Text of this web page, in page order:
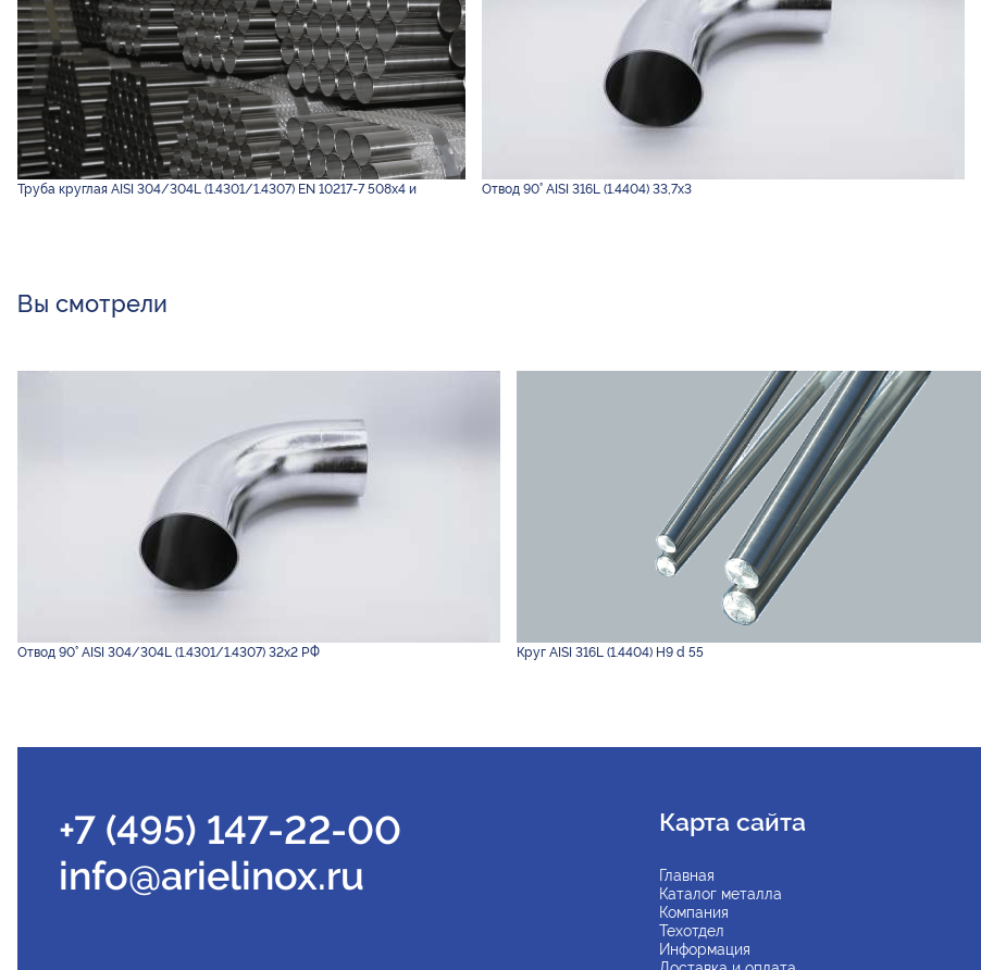
Труба круглая AISI 304/304L (1.4301/1.4307) EN 10217-7 508х4 и Отвод 90° AISI 316L (1.4404) 33,7х3
Вы смотрели
Отвод 90° AISI 304/304L (1.4301/1.4307) 32х2 РФ Круг AISI 316L (1.4404) H9 d 55
+7 (495) 147-22-00
info@arielinox.ru
Карта сайта
Главная
Каталог металла
Компания
Техотдел
Информация